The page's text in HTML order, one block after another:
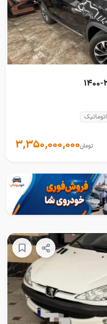
اتوماتیک
3,350,000,000تومان